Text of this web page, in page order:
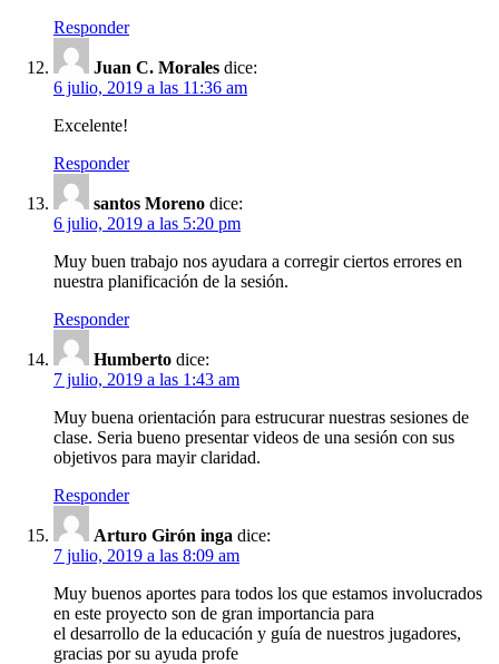
Responder
Juan C. Morales dice:
6 julio, 2019 a las 11:36 am
Excelente!
Responder
santos Moreno dice:
6 julio, 2019 a las 5:20 pm
Muy buen trabajo nos ayudara a corregir ciertos errores en
nuestra planificación de la sesión.
Responder
Humberto dice:
7 julio, 2019 a las 1:43 am
Muy buena orientación para estrucurar nuestras sesiones de
clase. Seria bueno presentar videos de una sesión con sus
objetivos para mayir claridad.
Responder
Arturo Girón inga dice:
7 julio, 2019 a las 8:09 am
Muy buenos aportes para todos los que estamos involucrados
en este proyecto son de gran importancia para
el desarrollo de la educación y guía de nuestros jugadores,
gracias por su ayuda profe